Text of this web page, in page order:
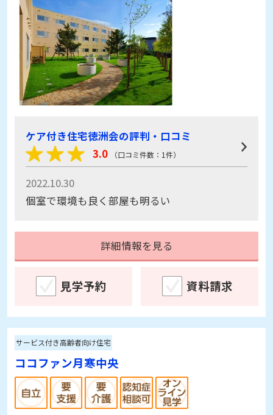
ケア付き住宅徳洲会の評判・口コミ
3.0
（口コミ件数：1件）
2022.10.30
個室で環境も良く部屋も明るい
詳細情報を見る
見学予約 資料請求
サービス付き高齢者向け住宅
ココファン月寒中央